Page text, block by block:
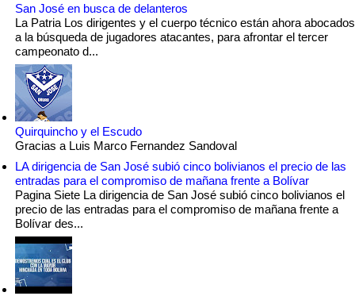
San José en busca de delanteros
La Patria Los dirigentes y el cuerpo técnico están ahora abocados
a la búsqueda de jugadores atacantes, para afrontar el tercer
campeonato d...
Quirquincho y el Escudo
Gracias a Luis Marco Fernandez Sandoval
LA dirigencia de San José subió cinco bolivianos el precio de las
entradas para el compromiso de mañana frente a Bolívar
Pagina Siete La dirigencia de San José subió cinco bolivianos el
precio de las entradas para el compromiso de mañana frente a
Bolívar des...